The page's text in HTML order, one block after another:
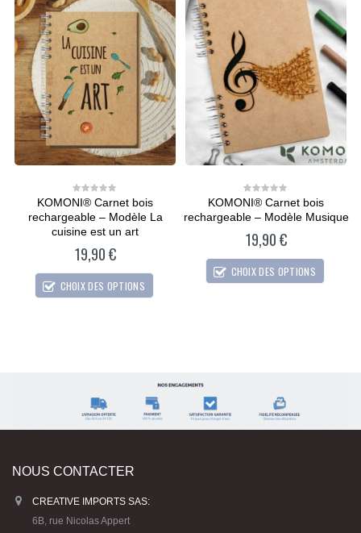
0
of
5
KOMONI® Carnet bois
rechargeable – Modèle La
cuisine est un art
19,90€
CHOIX DES OPTIONS
0
of
KOMONI® Carnet bois
rechargeable – Modèle Musique
19,90€
CHOIX DES OPTIONS
NOUS CONTACTER
CREATIVE IMPORTS SAS:
6B, rue Nicolas Appert